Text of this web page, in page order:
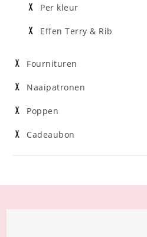
Per kleur
Effen Terry & Rib
Fournituren
Naaipatronen
Poppen
Cadeaubon